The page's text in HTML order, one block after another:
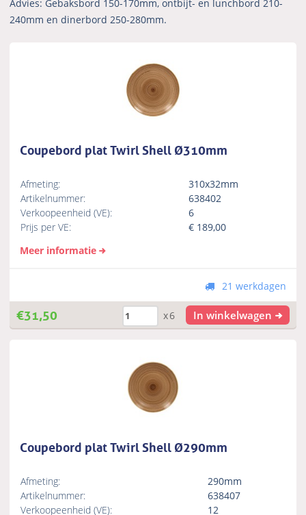
Advies: Gebaksbord 150-170mm, ontbijt- en lunchbord 210-
240mm en dinerbord 250-280mm.
Coupebord plat Twirl Shell Ø310mm
Afmeting:
310x32mm
Artikelnummer:
638402
Verkoopeenheid (VE):
6
Prijs per VE:
€ 189,00
Meer informatie
21 werkdagen
€31,50 x6 In winkelwagen
Coupebord plat Twirl Shell Ø290mm
Afmeting:
290mm
Artikelnummer:
638407
Verkoopeenheid (VE):
12